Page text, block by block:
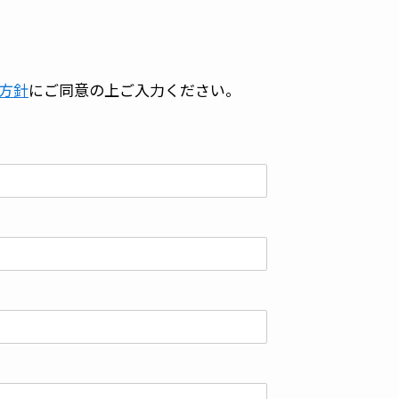
針にご同意の上ご入力ください。